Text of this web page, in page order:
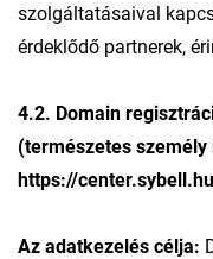
szolgáltatásaival
érdeklődő partnerek,
4.2. Domain
(természetes
https://center.sybell.hu
Az adatkezelés célja: